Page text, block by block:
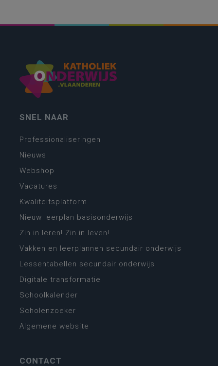
SNEL NAAR
Professionaliseringen
Nieuws
Webshop
Vacatures
Kwaliteitsplatform
Nieuw leerplan basisonderwijs
Zin in leren! Zin in leven!
Vakken en leerplannen secundair onderwijs
Lessentabellen secundair onderwijs
Digitale transformatie
Schoolkalender
Scholenzoeker
Algemene website
CONTACT